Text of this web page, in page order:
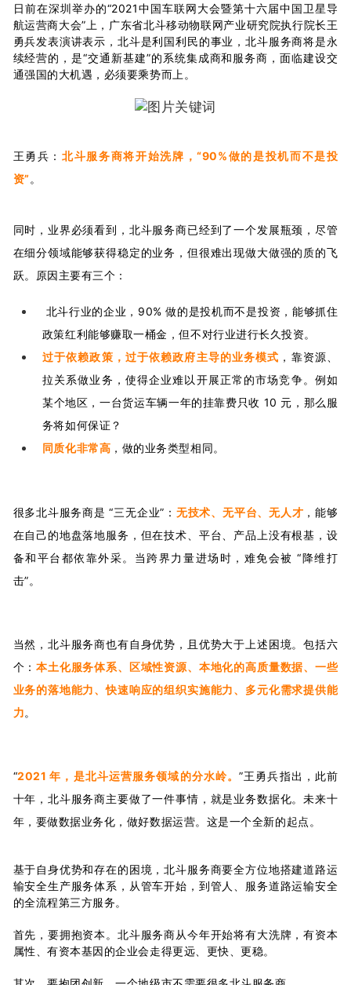
日前在深圳举办的“2021中国车联网大会暨第十六届中国卫星导
航运营商大会”上，广东省北斗移动物联网产业研究院执行院长王
勇兵发表演讲表示，北斗是利国利民的事业，北斗服务商将是永
续经营的，是“交通新基建”的系统集成商和服务商，面临建设交
通强国的大机遇，必须要乘势而上。
王勇兵：北斗服务商将开始洗牌，“90%做的是投机而不是投
资”。
同时，业界必须看到，北斗服务商已经到了一个发展瓶颈，尽管
在细分领域能够获得稳定的业务，但很难出现做大做强的质的飞
跃。原因主要有三个：
北斗行业的企业， 90% 做的是投机而不是投资，能够抓住
政策红利能够赚取一桶金，但不对行业进行长久投资。
过于依赖政策，过于依赖政府主导的业务模式 ，靠资源、
拉关系做业务，使得企业难以开展正常的市场竞争。例如
某个地区，一台货运车辆一年的挂靠费只收 10 元，那么服
务将如何保证？
同质化非常高 ，做的业务类型相同。
很多北斗服务商是 “三无企业”： 无技术、无平台、无人才 ，能够
在自己的地盘落地服务，但在技术、平台、产品上没有根基，设
备和平台都依靠外采。当跨界力量进场时，难免会被 “降维打
击”。
当然，北斗服务商也有自身优势，且优势大于上述困境。包括六
个：本土化服务体系、区域性资源、本地化的高质量数据、一些
业务的落地能力、快速响应的组织实施能力、多元化需求提供能
力。
“2021 年，是北斗运营服务领域的分水岭。”王勇兵指出，此前
十年，北斗服务商主要做了一件事情，就是业务数据化。未来十
年，要做数据业务化，做好数据运营。这是一个全新的起点。
基于自身优势和存在的困境，北斗服务商要全方位地搭建道路运
输安全生产服务体系，从管车开始，到管人、服务道路运输安全
的全流程第三方服务。
首先，要拥抱资本。北斗服务商从今年开始将有大洗牌，有资本
属性、有资本基因的企业会走得更远、更快、更稳。